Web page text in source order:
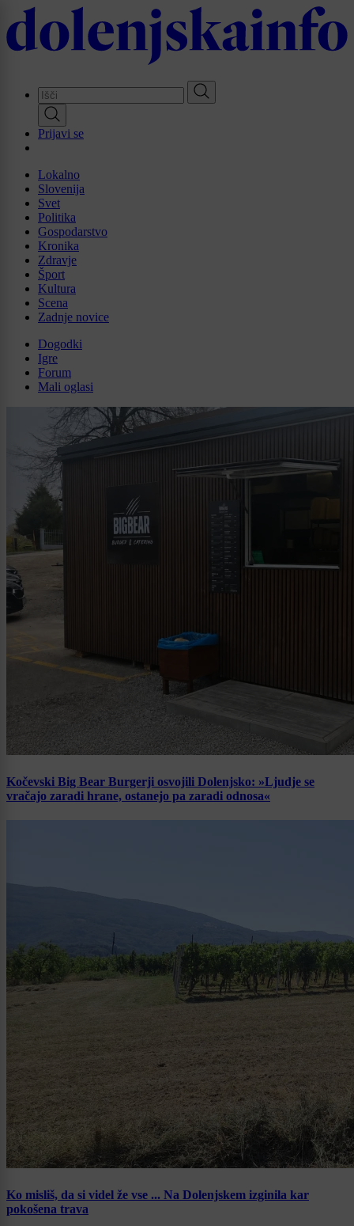
Skip
to
main
Prijavi se
Lokalno
Slovenija
Svet
Politika
Gospodarstvo
Kronika
Zdravje
Šport
Kultura
Scena
Zadnje novice
Dogodki
Igre
Forum
Mali oglasi
Kočevski Big Bear Burgerji osvojili Dolenjsko: »Ljudje se
vračajo zaradi hrane, ostanejo pa zaradi odnosa«
Ko misliš, da si videl že vse ... Na Dolenjskem izginila kar
pokošena trava